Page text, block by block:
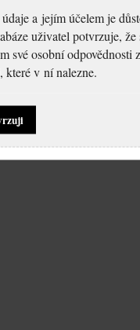
a jejím účelem je
uživatel potvrzuje, že
své osobní odpovědnosti
které v ní nalezne.